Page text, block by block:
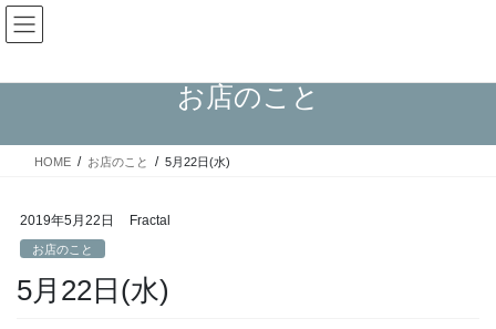
コ
ン
ン
ス
ナ
ビ
ー
ン
お店のこと
HOME お店のこと 5月22日(水)
2019年5月22日 Fractal
お店のこと
5月22日(水)